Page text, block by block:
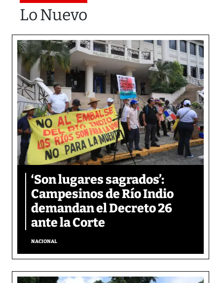
Lo Nuevo
‘Son lugares sagrados’:
Campesinos de Río Indio
demandan el Decreto 26
ante la Corte
NACIONAL